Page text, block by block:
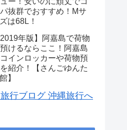
抜群でおすすめ！Mサ
は68L！
2019年版】阿嘉島で荷物
けるならここ！阿嘉島
インロッカーや荷物預
紹介！【さんごゆんた
】